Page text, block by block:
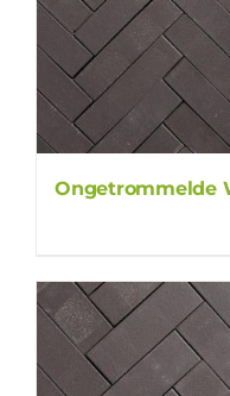
Ongetrommelde